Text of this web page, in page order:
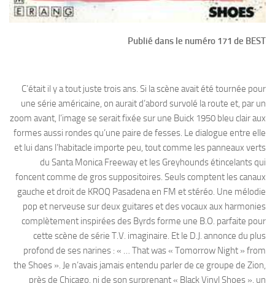
Publié dans le numéro 171 de BEST
C’était il y a tout juste trois ans. Si la scène avait été tournée pour
une série américaine, on aurait d’abord survolé la route et, par un
zoom avant, l’image se serait fixée sur une Buick 1950 bleu clair aux
formes aussi rondes qu’une paire de fesses. Le dialogue entre elle
et lui dans l’habitacle importe peu, tout comme les panneaux verts
du Santa Monica Freeway et les Greyhounds étincelants qui
foncent comme de gros suppositoires. Seuls comptent les canaux
gauche et droit de KROQ Pasadena en FM et stéréo. Une mélodie
pop et nerveuse sur deux guitares et des vocaux aux harmonies
complètement inspirées des Byrds forme une B.O. parfaite pour
cette scène de série T.V. imaginaire. Et le D.J. annonce du plus
profond de ses narines : « … That was « Tomorrow Night » from
the Shoes ». Je n’avais jamais entendu parler de ce groupe de Zion,
près de Chicago, ni de son surprenant « Black Vinyl Shoes », un